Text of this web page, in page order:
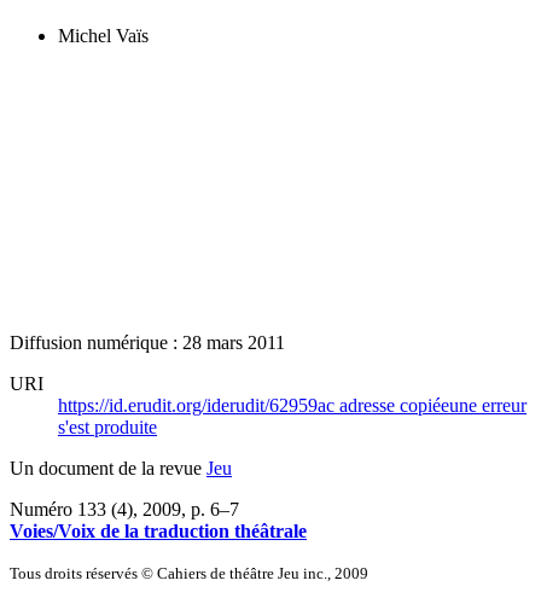
Michel Vaïs
Diffusion numérique : 28 mars 2011
URI
https://id.erudit.org/iderudit/62959ac adresse copiéeune erreur
s'est produite
Un document de la revue Jeu
Numéro 133 (4), 2009, p. 6–7
Voies/Voix de la traduction théâtrale
Tous droits réservés © Cahiers de théâtre Jeu inc., 2009